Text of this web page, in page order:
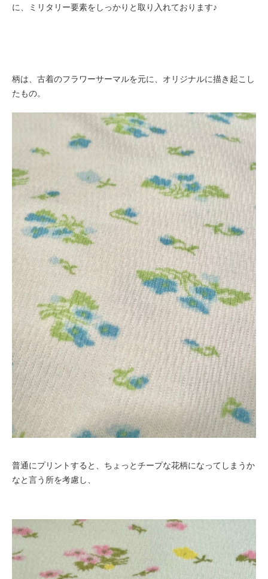
に、
ミリタリー要素をしっかりと取り入れております♪
柄は、古着のフラワーサーマルを元に、オリジナルに描き起こし
たもの。
普通にプリントすると、ちょっとチープな花柄になってしまうか
なと言う所を考慮し、